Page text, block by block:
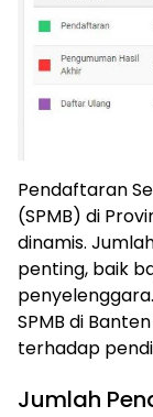
Pendaftaran
(SPMB) di
dinamis.
penting, baik
SPMB di
terhadap
Jumlah